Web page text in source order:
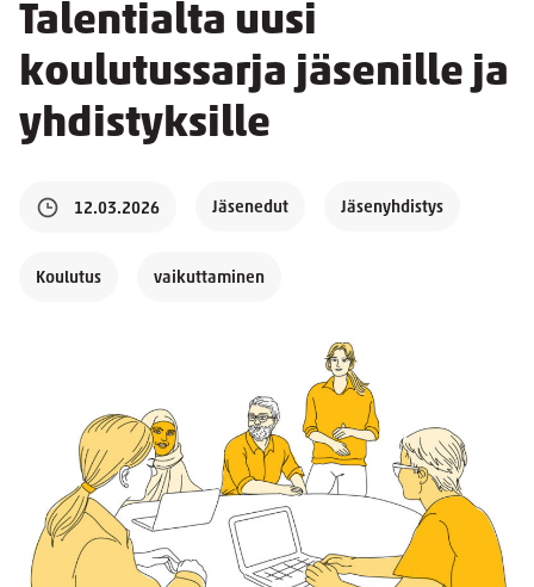
Talentialta uusi
koulutussarja jäsenille ja
yhdistyksille
12.03.2026 Jäsenedut Jäsenyhdistys
Koulutus vaikuttaminen